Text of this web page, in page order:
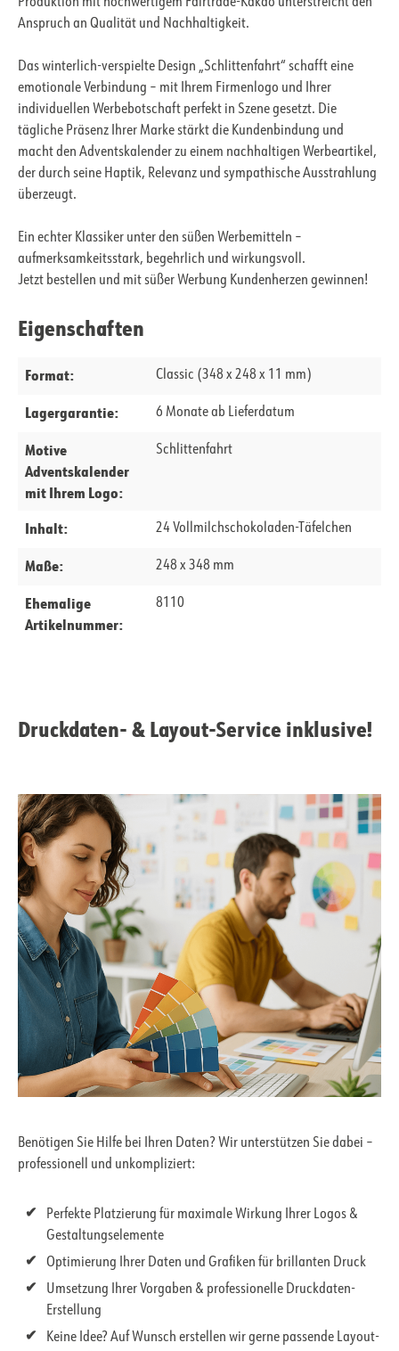
Produktion mit hochwertigem Fairtrade-Kakao unterstreicht den
Anspruch an Qualität und Nachhaltigkeit.
Das winterlich-verspielte Design „Schlittenfahrt“ schafft eine
emotionale Verbindung – mit Ihrem Firmenlogo und Ihrer
individuellen Werbebotschaft perfekt in Szene gesetzt. Die
tägliche Präsenz Ihrer Marke stärkt die Kundenbindung und
macht den Adventskalender zu einem nachhaltigen Werbeartikel,
der durch seine Haptik, Relevanz und sympathische Ausstrahlung
überzeugt.
Ein echter Klassiker unter den süßen Werbemitteln –
aufmerksamkeitsstark, begehrlich und wirkungsvoll.
Jetzt bestellen und mit süßer Werbung Kundenherzen gewinnen!
Eigenschaften
Format: Classic (348 x 248 x 11 mm)
Lagergarantie: 6 Monate ab Lieferdatum
Motive
Adventskalender
mit Ihrem Logo:
Schlittenfahrt
Inhalt: 24 Vollmilchschokoladen-Täfelchen
Maße: 248 x 348 mm
Ehemalige
Artikelnummer:
8110
Druckdaten- & Layout-Service inklusive!
Benötigen Sie Hilfe bei Ihren Daten? Wir unterstützen Sie dabei –
professionell und unkompliziert:
Perfekte Platzierung für maximale Wirkung Ihrer Logos &
Gestaltungselemente
Optimierung Ihrer Daten und Grafiken für brillanten Druck
Umsetzung Ihrer Vorgaben & professionelle Druckdaten-
Erstellung
Keine Idee? Auf Wunsch erstellen wir gerne passende Layout-